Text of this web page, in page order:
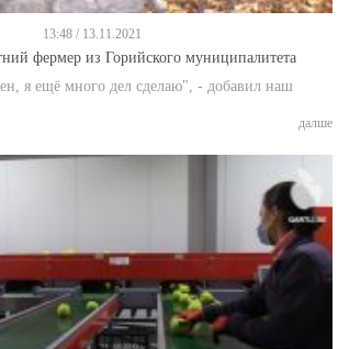
13:48 / 13.11.2021
фермер из Горийского муниципалитета
я ещё много дел сделаю", - добавил наш
далше